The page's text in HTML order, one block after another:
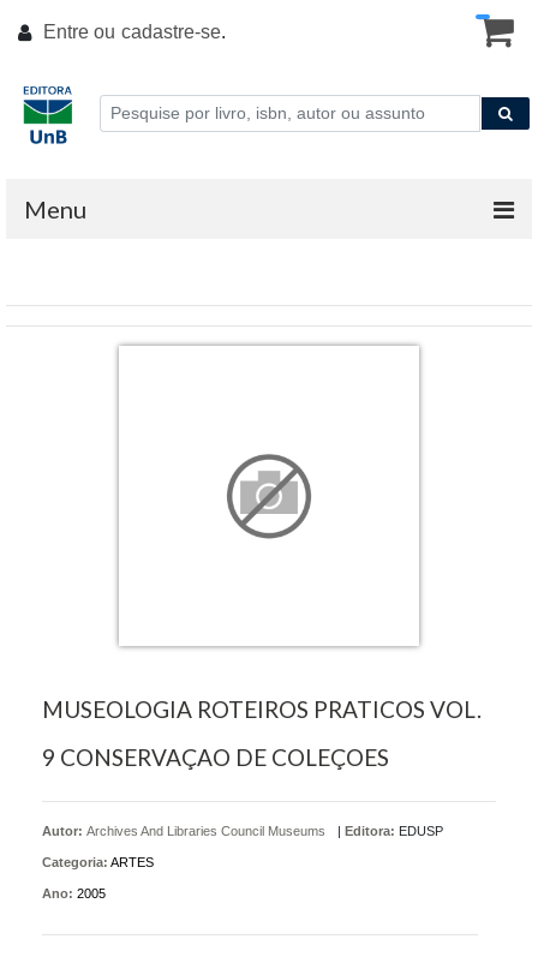
Entre ou cadastre-se.
Menu
MUSEOLOGIA ROTEIROS PRATICOS VOL.
9 CONSERVAÇAO DE COLEÇOES
Autor: Archives And Libraries Council Museums | Editora: EDUSP
Categoria: ARTES
Ano: 2005